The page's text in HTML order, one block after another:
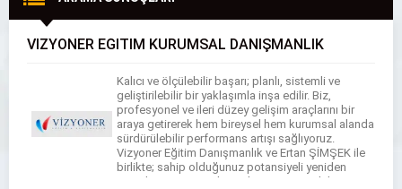
VİZYONER EĞİTİM KURUMSAL DANIŞMANLIK
Kalıcı ve ölçülebilir başarı; planlı, sistemli ve
geliştirilebilir bir yaklaşımla inşa edilir. Biz,
profesyonel ve ileri düzey gelişim araçlarını bir
araya getirerek hem bireysel hem kurumsal alanda
sürdürülebilir performans artışı sağlıyoruz.
Vizyoner Eğitim Danışmanlık ve Ertan ŞİMŞEK ile
birlikte; sahip olduğunuz potansiyeli yeniden
tanımlamanıza, güçlü yönlerinizi stratejik bir